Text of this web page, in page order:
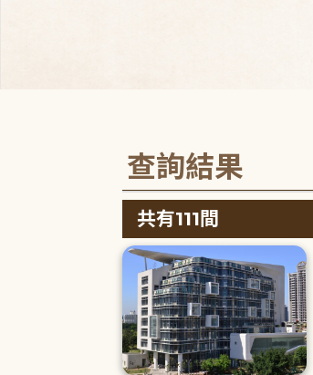
查詢結果
共有111間